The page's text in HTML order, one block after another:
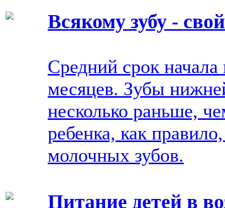
Всякому зубу -
Средний срок
месяцев. Зубы
несколько раньше,
ребенка, как
молочных зубов.
Питание детей в